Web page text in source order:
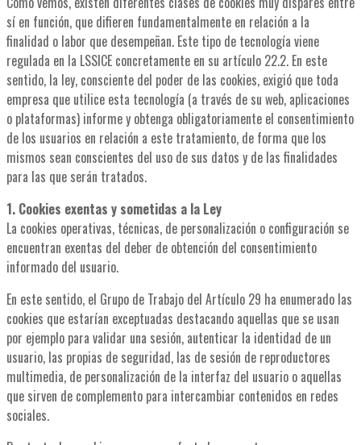
sí en función, que difieren fundamentalmente en relación a la
finalidad o labor que desempeñan. Este tipo de tecnología viene
regulada en la LSSICE concretamente en su artículo 22.2. En este
sentido, la ley, consciente del poder de las cookies, exigió que toda
empresa que utilice esta tecnología (a través de su web, aplicaciones
o plataformas) informe y obtenga obligatoriamente el consentimiento
de los usuarios en relación a este tratamiento, de forma que los
mismos sean conscientes del uso de sus datos y de las finalidades
para las que serán tratados.
1. Cookies exentas y sometidas a la Ley
La cookies operativas, técnicas, de personalización o configuración se
encuentran exentas del deber de obtención del consentimiento
informado del usuario.
En este sentido, el Grupo de Trabajo del Artículo 29 ha enumerado las
cookies que estarían exceptuadas destacando aquellas que se usan
por ejemplo para validar una sesión, autenticar la identidad de un
usuario, las propias de seguridad, las de sesión de reproductores
multimedia, de personalización de la interfaz del usuario o aquellas
que sirven de complemento para intercambiar contenidos en redes
sociales.